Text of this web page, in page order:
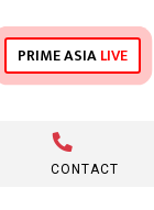
PRIME ASIALIVE
CONTACT